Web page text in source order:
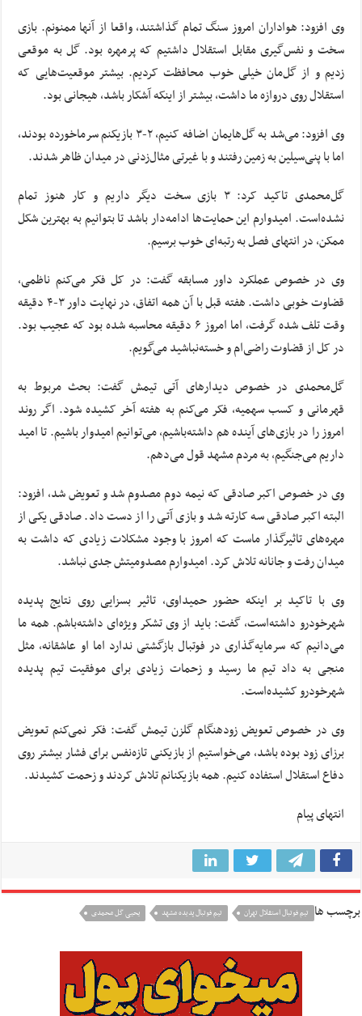
وی افزود: هواداران امروز سنگ تمام گذاشتند، واقعا از آنها ممنونم. بازی
سخت و نفس‌گیری مقابل استقلال داشتیم که پرمهره بود. گل به موقعی
زدیم و از گل‌مان خیلی خوب محافظت کردیم. بیشتر موقعیت‌هایی که
استقلال روی دروازه ما داشت، بیشتر از اینکه آشکار باشد، هیجانی بود.
وی افزود: می‌شد به گل‌هایمان اضافه کنیم، ۲-۳ بازیکنم سرماخورده بودند،
اما با پنی‌سیلین به زمین رفتند و با غیرتی مثال‌زدنی در میدان ظاهر شدند.
گل‌محمدی تاکید کرد: ۳ بازی سخت دیگر داریم و کار هنوز تمام
نشده‌است. امیدوارم این حمایت‌ها ادامه‌دار باشد تا بتوانیم به بهترین شکل
ممکن، در انتهای فصل به رتبه‌ای خوب برسیم.
وی در خصوص عملکرد داور مسابقه گفت: در کل فکر می‌کنم ناظمی،
قضاوت خوبی داشت. هفته قبل با آن همه اتفاق، در نهایت داور ۳-۴ دقیقه
وقت تلف شده گرفت، اما امروز ۶ دقیقه محاسبه شده بود که عجیب بود.
در کل از قضاوت راضی‌ام و خسته‌نباشید می‌گویم.
گل‌محمدی در خصوص دیدارهای آتی تیمش گفت: بحث مربوط به
قهرمانی و کسب سهمیه، فکر می‌کنم به هفته آخر کشیده شود. اگر روند
امروز را در بازی‌های آینده هم داشته‌باشیم، می‌توانیم امیدوار باشیم. تا امید
داریم می‌جنگیم، به مردم مشهد قول می‌دهم.
وی در خصوص اکبر صادقی که نیمه دوم مصدوم شد و تعویض شد، افزود:
البته اکبر صادقی سه کارته شد و بازی آتی را از دست داد. صادقی یکی از
مهره‌های تاثیرگذار ماست که امروز با وجود مشکلات زیادی که داشت به
میدان رفت و جانانه تلاش کرد. امیدوارم مصدومیتش جدی نباشد.
وی با تاکید بر اینکه حضور حمیداوی، تاثیر بسزایی روی نتایج پدیده
شهرخودرو داشته‌است، گفت: باید از وی تشکر ویژه‌ای داشته‌باشم. همه ما
می‌دانیم که سرمایه‌گذاری در فوتبال بازگشتی ندارد اما او عاشقانه، مثل
منجی به داد تیم ما رسید و زحمات زیادی برای موفقیت تیم پدیده
شهرخودرو کشیده‌است.
وی در خصوص تعویض زودهنگام گلزن تیمش گفت: فکر نمی‌کنم تعویض
برزای زود بوده‌ باشد، می‌خواستیم از بازیکنی تازه‌نفس برای فشار بیشتر روی
دفاع استقلال استفاده کنیم. همه بازیکنانم تلاش کردند و زحمت کشیدند.
انتهای پیام
برچسب ها تيم فوتبال استقلال تهران تيم فوتبال پديده مشهد یحیی گل محمدی